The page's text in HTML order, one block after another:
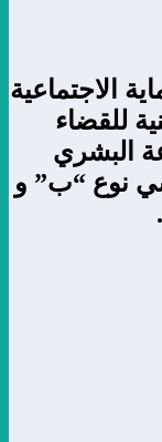
الاجتماعية
للقضاء
البشري
نوع “ب” و